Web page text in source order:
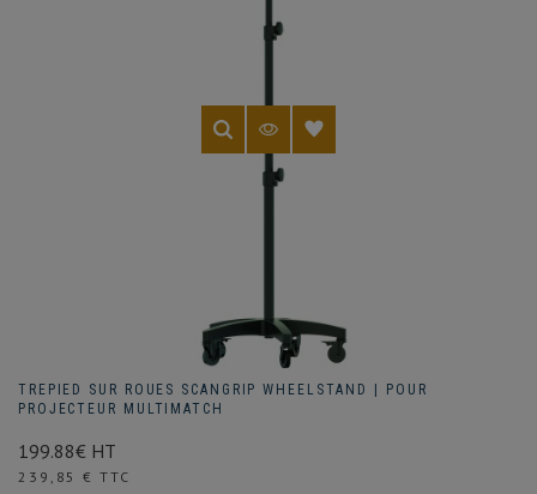
TREPIED SUR ROUES SCANGRIP WHEELSTAND | POUR
PROJECTEUR MULTIMATCH
199.88€ HT
Prix
239,85 € TTC